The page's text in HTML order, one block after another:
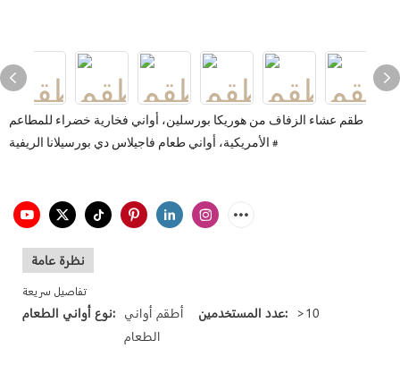
طقم عشاء الزفاف من هوريكا بورسلين، أواني فخارية خضراء للمطاعم
الأمريكية، أواني طعام فاجيلاس دي بورسيلانا الريفية #
نظرة عامة
تفاصيل سريعة
نوع أواني الطعام: أطقم أواني
الطعام
عدد المستخدمين: >10